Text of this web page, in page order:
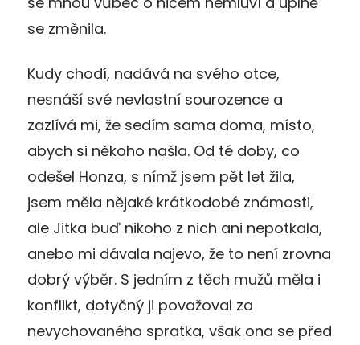
se změnila.
Kudy chodí, nadává na svého otce,
nesnáší své nevlastní sourozence a
zazlívá mi, že sedím sama doma, místo,
abych si někoho našla. Od té doby, co
odešel Honza, s nímž jsem pět let žila,
jsem měla nějaké krátkodobé známosti,
ale Jitka buď nikoho z nich ani nepotkala,
anebo mi dávala najevo, že to není zrovna
dobrý výběr. S jedním z těch mužů měla i
konflikt, dotyčný ji považoval za
nevychovaného spratka, však ona se před